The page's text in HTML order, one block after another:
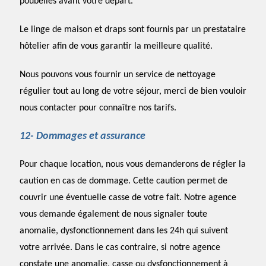
Le linge de maison et draps sont fournis par un prestataire
hôtelier afin de vous garantir la meilleure qualité.
Nous pouvons vous fournir un service de nettoyage
régulier tout au long de votre séjour, merci de bien vouloir
nous contacter pour connaître nos tarifs.
12- Dommages et assurance
Pour chaque location, nous vous demanderons de régler la
caution en cas de dommage. Cette caution permet de
couvrir une éventuelle casse de votre fait. Notre agence
vous demande également de nous signaler toute
anomalie, dysfonctionnement dans les 24h qui suivent
votre arrivée. Dans le cas contraire, si notre agence